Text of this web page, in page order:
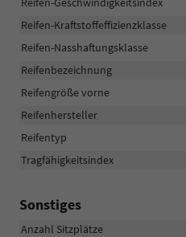
Reifen-Kraftstoffeffizienzklasse
Reifen-Nasshaftungsklasse
Reifenbezeichnung
Reifengröße vorne
Reifenhersteller
Reifentyp
Tragfähigkeitsindex
Sonstiges
Anzahl Sitzplätze